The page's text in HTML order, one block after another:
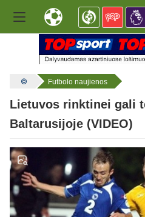
Futbolo naujienos
Lietuvos rinktinei gali
Baltarusijoje (VIDEO)